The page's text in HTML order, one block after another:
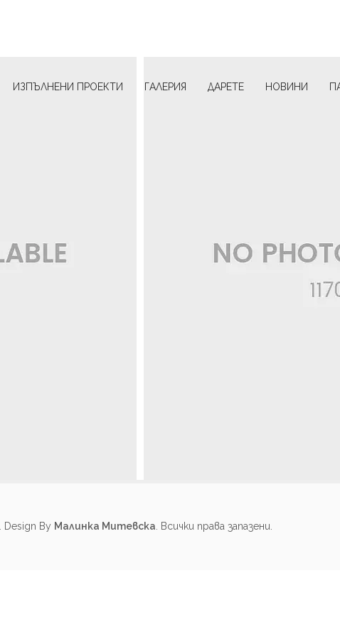
ИЗПЪЛНЕНИ ПРОЕКТИ ГАЛЕРИЯ ДАРЕТЕ НОВИНИ
. Design By Малинка Митевска . Всички права запазени.